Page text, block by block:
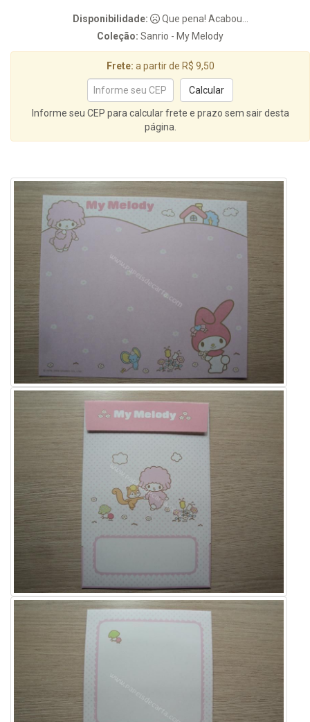
Disponibilidade:
Que pena! Acabou...
Coleção: Sanrio - My Melody
Frete: a partir de R$ 9,50
Informe seu CEP para calcular frete e prazo sem sair desta
página.